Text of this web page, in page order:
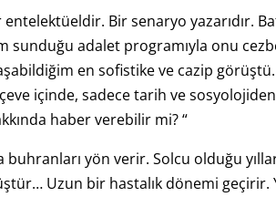
Bir senaryo yazarıdır.
sunduğu adalet programıyla onu
en sofistike ve cazip görüştü.
içinde, sadece tarih ve
haber verebilir mi? “
buhranları yön verir. Solcu olduğu
Uzun bir hastalık dönemi geçirir.